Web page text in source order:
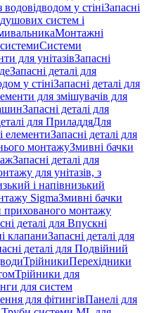
у стініЗапасні
систем і
Монтажні
Системи
для унітазівЗапасні
Запасні деталі для
у стініЗапасні деталі для
для змішувачів для
Запасні деталі для
для ПриладдяДля
елементиЗапасні деталі для
монтажуЗмивні бачки
Запасні деталі для
для унітазів, з
і напівнизький
SigmaЗмивні бачки
прихованого монтажу
деталі для Впускні
клапаниЗапасні деталі для
деталі для Подвійний
ТрійникиПерехідники
Трійники для
для систем
для фітингівПанелі для